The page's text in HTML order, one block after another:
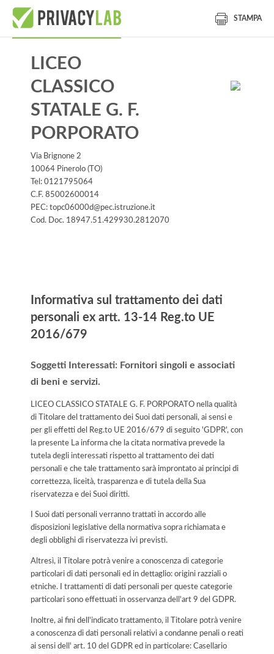
STAMPA
LICEO
CLASSICO
STATALE G. F.
PORPORATO
Via Brignone 2
10064 Pinerolo (TO)
Tel: 0121795064
C.F. 85002600014
PEC: topc06000d@pec.istruzione.it
Cod. Doc. 18947.51.429930.2812070
Informativa sul trattamento dei dati
personali ex artt. 13-14 Reg.to UE
2016/679
Soggetti Interessati: Fornitori singoli e associati
di beni e servizi.
LICEO CLASSICO STATALE G. F. PORPORATO nella qualità
di Titolare del trattamento dei Suoi dati personali, ai sensi e
per gli effetti del Reg.to UE 2016/679 di seguito 'GDPR', con
la presente La informa che la citata normativa prevede la
tutela degli interessati rispetto al trattamento dei dati
personali e che tale trattamento sarà improntato ai principi di
correttezza, liceità, trasparenza e di tutela della Sua
riservatezza e dei Suoi diritti.
I Suoi dati personali verranno trattati in accordo alle
disposizioni legislative della normativa sopra richiamata e
degli obblighi di riservatezza ivi previsti.
Altresì, il Titolare potrà venire a conoscenza di categorie
particolari di dati personali ed in dettaglio: origini razziali o
etniche. I trattamenti di dati personali per queste categorie
particolari sono effettuati in osservanza dell'art 9 del GDPR.
Inoltre, ai fini dell'indicato trattamento, il Titolare potrà venire
a conoscenza di dati personali relativi a condanne penali o reati
ai sensi dell' art. 10 del GDPR ed in particolare: Casellario